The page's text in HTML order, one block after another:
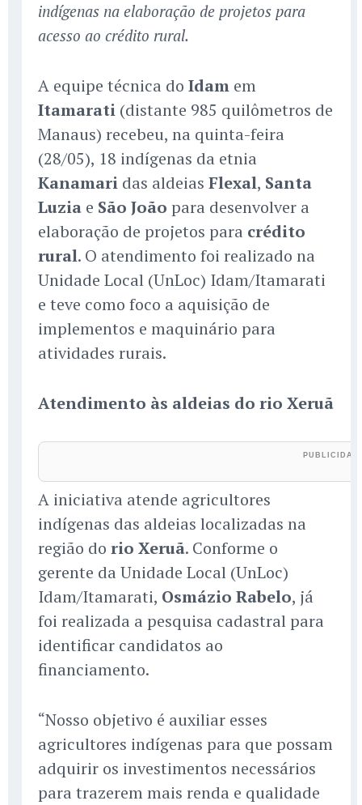
indígenas na elaboração de projetos para
acesso ao crédito rural.
A equipe técnica do Idam em
Itamarati (distante 985 quilômetros de
Manaus) recebeu, na quinta-feira
(28/05), 18 indígenas da etnia
Kanamari das aldeias Flexal, Santa
Luzia e São João para desenvolver a
elaboração de projetos para crédito
rural. O atendimento foi realizado na
Unidade Local (UnLoc) Idam/Itamarati
e teve como foco a aquisição de
implementos e maquinário para
atividades rurais.
Atendimento às aldeias do rio Xeruã
A iniciativa atende agricultores
indígenas das aldeias localizadas na
região do rio Xeruã. Conforme o
gerente da Unidade Local (UnLoc)
Idam/Itamarati, Osmázio Rabelo, já
foi realizada a pesquisa cadastral para
identificar candidatos ao
financiamento.
“Nosso objetivo é auxiliar esses
agricultores indígenas para que possam
adquirir os investimentos necessários
para trazerem mais renda e qualidade